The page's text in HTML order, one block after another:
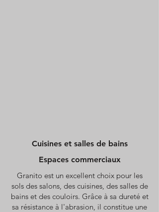
Cuisines et salles de bains
Espaces commerciaux
Granito est un excellent choix pour les
sols des salons, des cuisines, des salles de
bains et des couloirs. Grâce à sa dureté et
sa résistance à l'abrasion, il constitue une